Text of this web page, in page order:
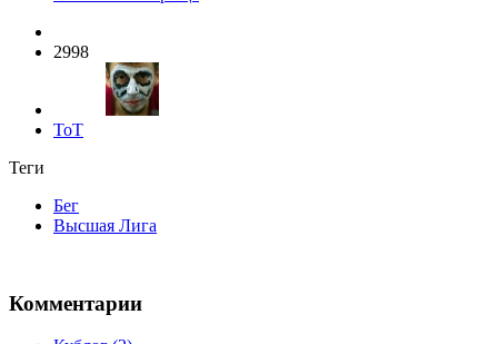
2998
ToT
Теги
Бег
Высшая Лига
Комментарии